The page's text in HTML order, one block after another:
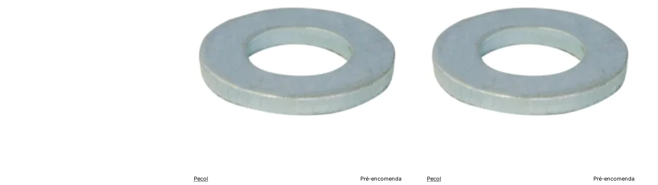
Pecol Pré-encomenda Pecol Pré-encomenda